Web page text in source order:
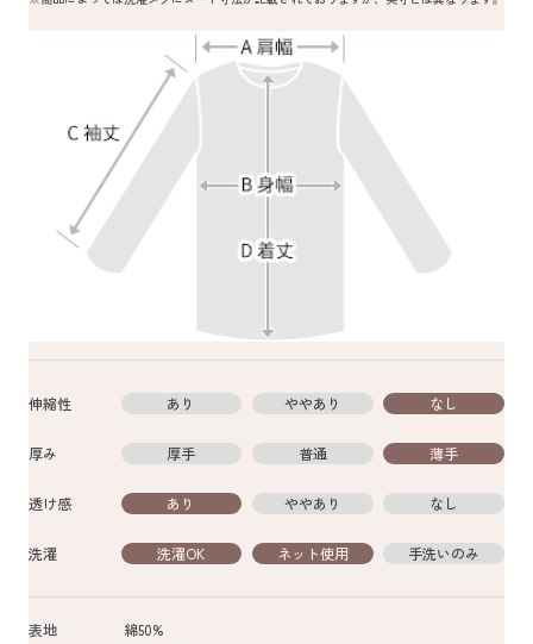
伸縮性 あり ややあり なし
厚み 厚手 普通 薄手
透け感 あり ややあり なし
洗濯 洗濯OK ネット使用 手洗いのみ
表地
綿50%